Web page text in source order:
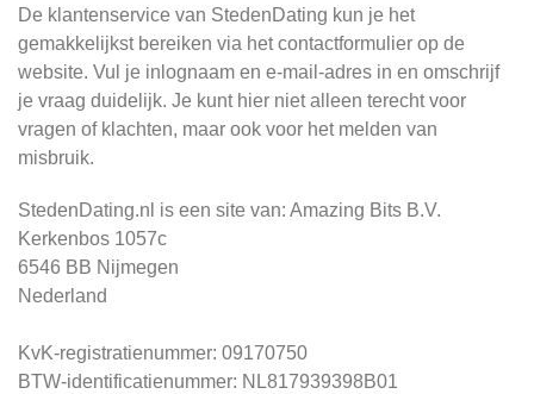
De klantenservice van StedenDating kun je het
gemakkelijkst bereiken via het contactformulier op de
website. Vul je inlognaam en e-mail-adres in en omschrijf
je vraag duidelijk. Je kunt hier niet alleen terecht voor
vragen of klachten, maar ook voor het melden van
misbruik.
StedenDating.nl is een site van: Amazing Bits B.V.
Kerkenbos 1057c
6546 BB Nijmegen
Nederland
KvK-registratienummer: 09170750
BTW-identificatienummer: NL817939398B01